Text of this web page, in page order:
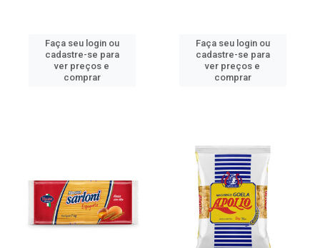
Faça seu login ou
cadastre-se para
ver preços e
comprar
Faça seu login ou
cadastre-se para
ver preços e
comprar